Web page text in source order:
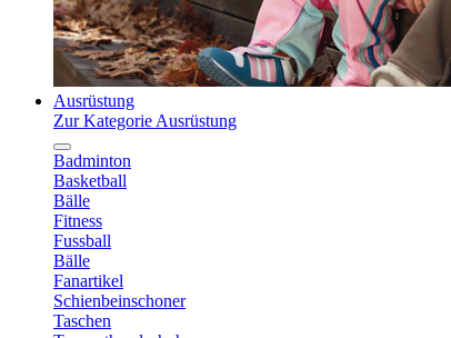
Ausrüstung
Zur Kategorie Ausrüstung
Badminton
Basketball
Bälle
Fitness
Fussball
Bälle
Fanartikel
Schienbeinschoner
Taschen